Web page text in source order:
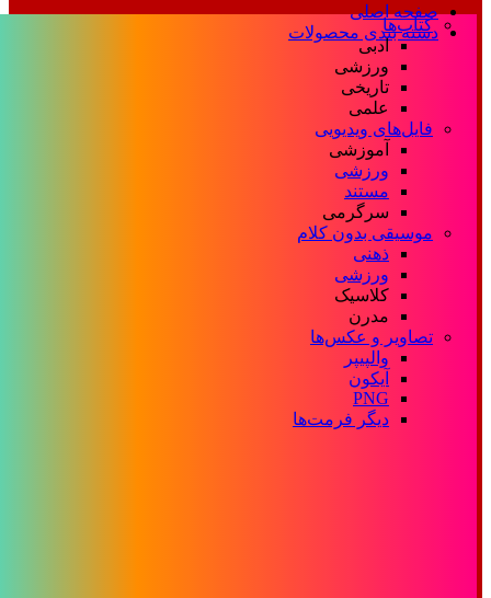
صفحه اصلی
دسته بندی محصولات
کتاب‌ها
ادبی
ورزشی
تاریخی
علمی
فایل‌های ویدیویی
آموزشی
ورزشی
مستند
سرگرمی
موسیقی بدون کلام
ذهنی
ورزشی
کلاسیک
مدرن
تصاویر و عکس‌ها
والپیپر
آیکون
PNG
دیگر فرمت‌ها